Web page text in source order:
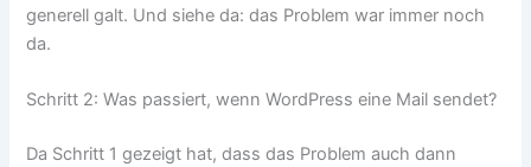
generell galt. Und siehe da: das Problem war immer noch
da.
Schritt 2: Was passiert, wenn WordPress eine Mail sendet?
Da Schritt 1 gezeigt hat, dass das Problem auch dann